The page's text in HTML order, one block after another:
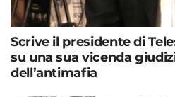
Scrive il presidente di
su una sua vicenda
dell’antimafia